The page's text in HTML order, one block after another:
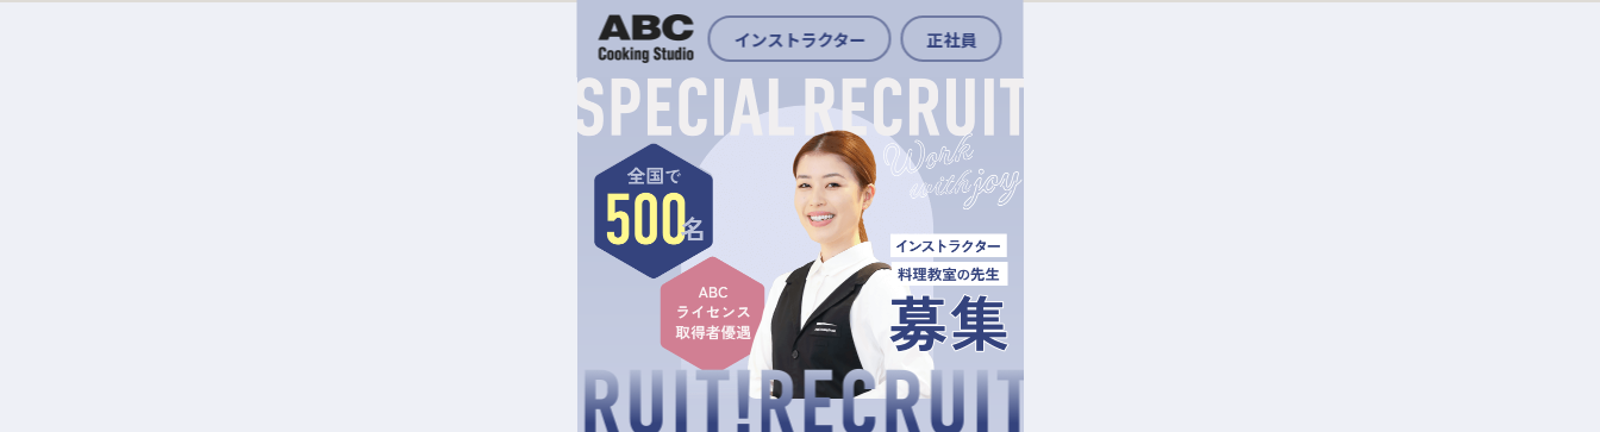
インストラクター 正社員